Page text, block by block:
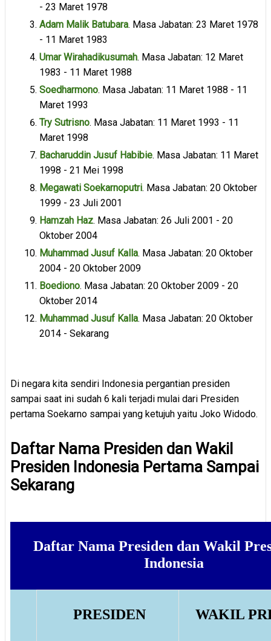
- 23 Maret 1978
Adam Malik Batubara. Masa Jabatan: 23 Maret 1978
- 11 Maret 1983
Umar Wirahadikusumah. Masa Jabatan: 12 Maret
1983 - 11 Maret 1988
Soedharmono. Masa Jabatan: 11 Maret 1988 - 11
Maret 1993
Try Sutrisno. Masa Jabatan: 11 Maret 1993 - 11
Maret 1998
Bacharuddin Jusuf Habibie. Masa Jabatan: 11 Maret
1998 - 21 Mei 1998
Megawati Soekarnoputri. Masa Jabatan: 20 Oktober
1999 - 23 Juli 2001
Hamzah Haz. Masa Jabatan: 26 Juli 2001 - 20
Oktober 2004
Muhammad Jusuf Kalla. Masa Jabatan: 20 Oktober
2004 - 20 Oktober 2009
Boediono. Masa Jabatan: 20 Oktober 2009 - 20
Oktober 2014
Muhammad Jusuf Kalla. Masa Jabatan: 20 Oktober
2014 - Sekarang
Di negara kita sendiri Indonesia pergantian presiden
sampai saat ini sudah 6 kali terjadi mulai dari Presiden
pertama Soekarno sampai yang ketujuh yaitu Joko Widodo.
Daftar Nama Presiden dan Wakil
Presiden Indonesia Pertama Sampai
Sekarang
Daftar Nama Presiden dan Wakil
Indonesia
PRESIDEN WAKIL